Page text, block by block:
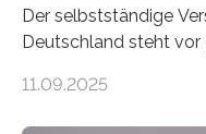
Der selbstständige
Deutschland steht vor
Dr. Matthias Beenken
11.09.2025